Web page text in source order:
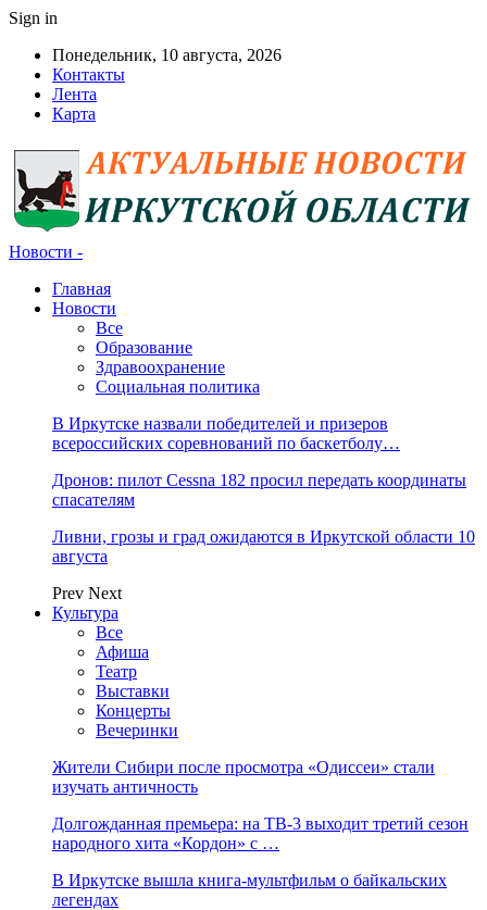
Sign in
Понедельник, 10 августа, 2026
Контакты
Лента
Карта
Новости -
Главная
Новости
Все
Образование
Здравоохранение
Социальная политика
В Иркутске назвали победителей и призеров
всероссийских соревнований по баскетболу…
Дронов: пилот Cessna 182 просил передать координаты
спасателям
Ливни, грозы и град ожидаются в Иркутской области 10
августа
Prev Next
Культура
Все
Афиша
Театр
Выставки
Концерты
Вечеринки
Жители Сибири после просмотра «Одиссеи» стали
изучать античность
Долгожданная премьера: на ТВ-3 выходит третий сезон
народного хита «Кордон» с …
В Иркутске вышла книга-мультфильм о байкальских
легендах